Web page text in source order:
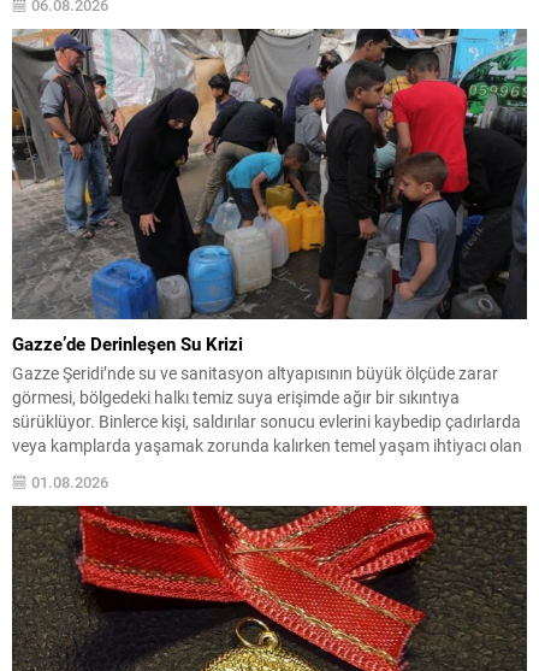
olduğu ve uzun vadeli çevre hedeflerinden sapma amaçlanmadığı...
06.08.2026
Gazze’de Derinleşen Su Krizi
Gazze Şeridi’nde su ve sanitasyon altyapısının büyük ölçüde zarar
görmesi, bölgedeki halkı temiz suya erişimde ağır bir sıkıntıya
sürüklüyor. Binlerce kişi, saldırılar sonucu evlerini kaybedip çadırlarda
veya kamplarda yaşamak zorunda kalırken temel yaşam ihtiyacı olan
suya ulaşabilmek için sürekli çaba harcıyor. Su dağıtımları sınırlı ve
düzensiz olduğundan aileler süregelen belirsizlikle...
01.08.2026